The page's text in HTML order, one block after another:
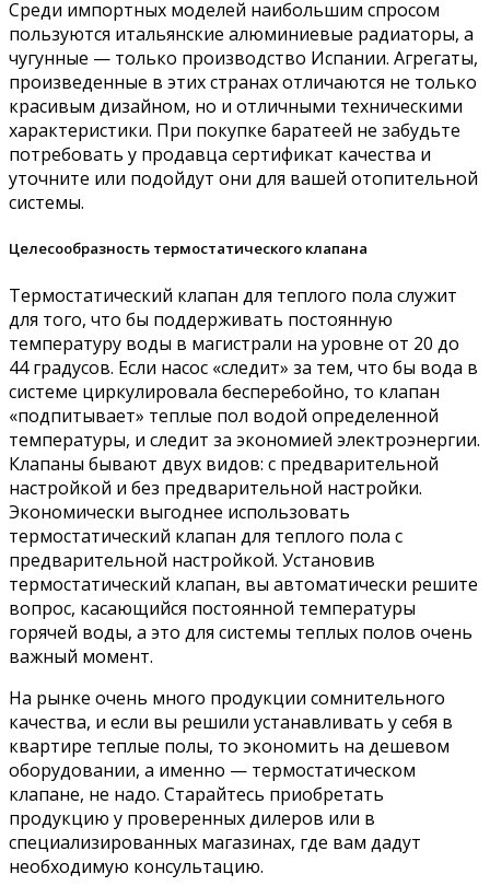
Среди импортных моделей наибольшим спросом
пользуются итальянские алюминиевые радиаторы, а
чугунные — только производство Испании. Агрегаты,
произведенные в этих странах отличаются не только
красивым дизайном, но и отличными техническими
характеристики. При покупке баратеей не забудьте
потребовать у продавца сертификат качества и
уточните или подойдут они для вашей отопительной
системы.
Целесообразность термостатического клапана
Термостатический клапан для теплого пола служит
для того, что бы поддерживать постоянную
температуру воды в магистрали на уровне от 20 до
44 градусов. Если насос «следит» за тем, что бы вода в
системе циркулировала бесперебойно, то клапан
«подпитывает» теплые пол водой определенной
температуры, и следит за экономией электроэнергии.
Клапаны бывают двух видов: с предварительной
настройкой и без предварительной настройки.
Экономически выгоднее использовать
термостатический клапан для теплого пола с
предварительной настройкой. Установив
термостатический клапан, вы автоматически решите
вопрос, касающийся постоянной температуры
горячей воды, а это для системы теплых полов очень
важный момент.
На рынке очень много продукции сомнительного
качества, и если вы решили устанавливать у себя в
квартире теплые полы, то экономить на дешевом
оборудовании, а именно — термостатическом
клапане, не надо. Старайтесь приобретать
продукцию у проверенных дилеров или в
специализированных магазинах, где вам дадут
необходимую консультацию.